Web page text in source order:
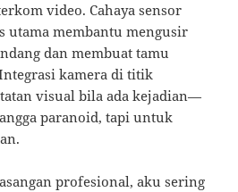
video. Cahaya sensor
utama membantu mengusir
dan membuat tamu
kamera di titik
visual bila ada kejadian—
paranoid, tapi untuk
profesional, aku sering